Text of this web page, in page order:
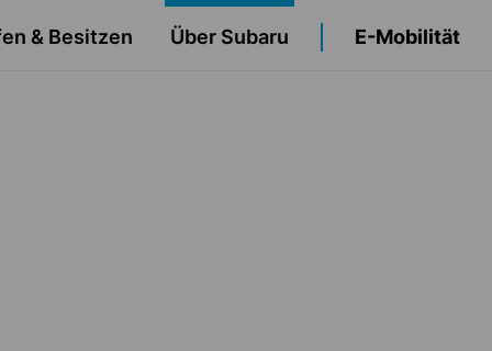
& Besitzen Über Subaru
E-Mobilität